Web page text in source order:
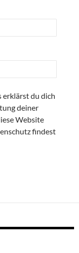
erklärst du dich
deiner
Website
findest